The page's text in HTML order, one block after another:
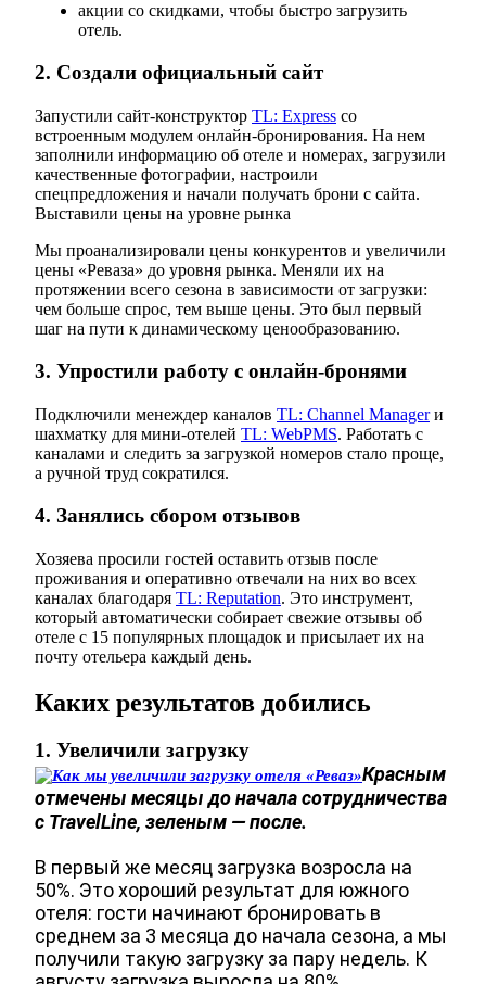
акции со скидками, чтобы быстро загрузить
отель.
2. Создали официальный сайт
Запустили сайт-конструктор TL: Express со
встроенным модулем онлайн-бронирования. На нем
заполнили информацию об отеле и номерах, загрузили
качественные фотографии, настроили
спецпредложения и начали получать брони с сайта.
Выставили цены на уровне рынка
Мы проанализировали цены конкурентов и увеличили
цены «Реваза» до уровня рынка. Меняли их на
протяжении всего сезона в зависимости от загрузки:
чем больше спрос, тем выше цены. Это был первый
шаг на пути к динамическому ценообразованию.
3. Упростили работу с онлайн-бронями
Подключили менеждер каналов TL: Channel Managerи
шахматку для мини-отелей TL: WebPMS. Работать с
каналами и следить за загрузкой номеров стало проще,
а ручной труд сократился.
4. Занялись сбором отзывов
Хозяева просили гостей оставить отзыв после
проживания и оперативно отвечали на них во всех
каналах благодаря TL: Reputation. Это инструмент,
который автоматически собирает свежие отзывы об
отеле с 15 популярных площадок и присылает их на
почту отельера каждый день.
Каких результатов добились
1. Увеличили загрузку
Красным
отмечены месяцы до начала сотрудничества
с TravelLine, зеленым — после.
В первый же месяц загрузка возросла на
50%. Это хороший результат для южного
отеля: гости начинают бронировать в
среднем за 3 месяца до начала сезона, а мы
получили такую загрузку за пару недель. К